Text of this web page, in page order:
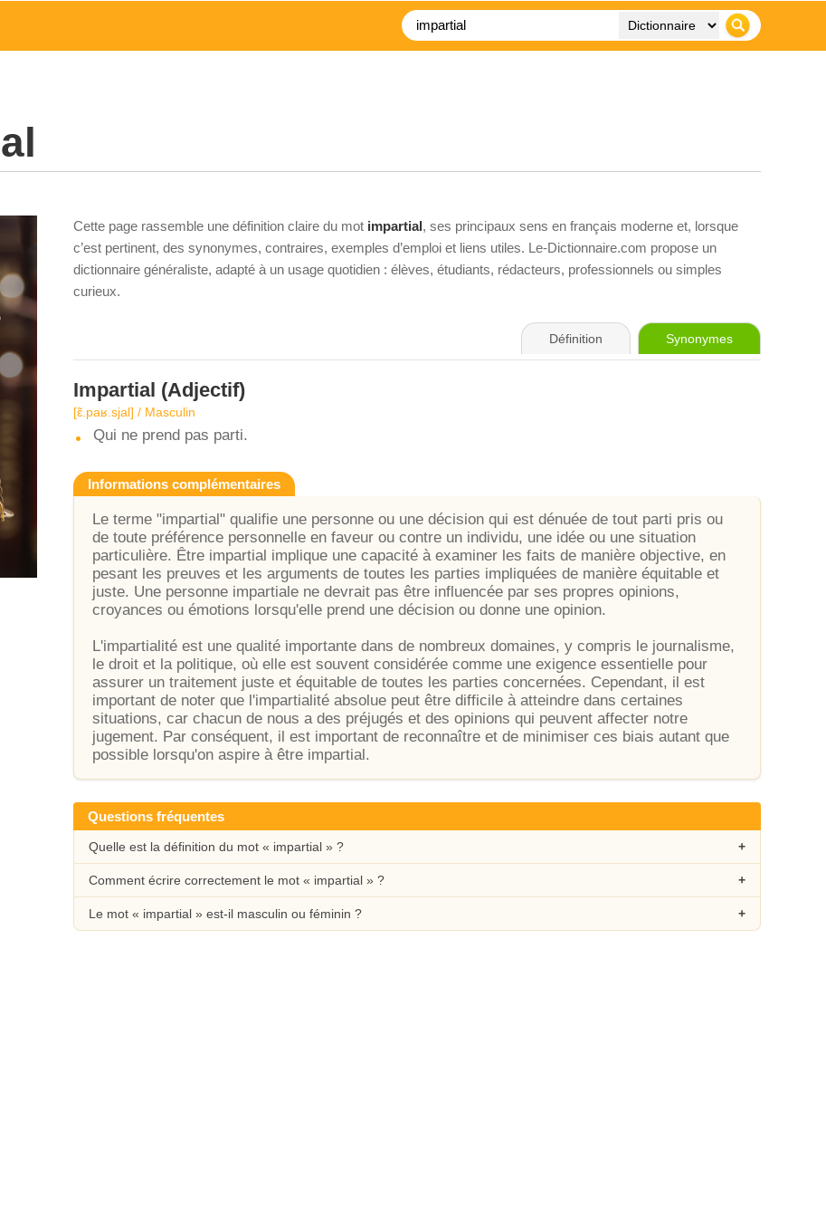
Cette page rassemble une définition claire du mot impartial, ses principaux sens en français moderne et, lorsque
c’est pertinent, des synonymes, contraires, exemples d’emploi et liens utiles. Le-Dictionnaire.com propose un
dictionnaire généraliste, adapté à un usage quotidien : élèves, étudiants, rédacteurs, professionnels ou simples
curieux.
Définition Synonymes
Impartial (Adjectif)
[ɛ̃.paʁ.sjal] / Masculin
Qui ne prend pas parti.
Informations complémentaires
Le terme "impartial" qualifie une personne ou une décision qui est dénuée de tout parti pris ou
de toute préférence personnelle en faveur ou contre un individu, une idée ou une situation
particulière. Être impartial implique une capacité à examiner les faits de manière objective, en
pesant les preuves et les arguments de toutes les parties impliquées de manière équitable et
juste. Une personne impartiale ne devrait pas être influencée par ses propres opinions,
croyances ou émotions lorsqu'elle prend une décision ou donne une opinion.
L'impartialité est une qualité importante dans de nombreux domaines, y compris le journalisme,
le droit et la politique, où elle est souvent considérée comme une exigence essentielle pour
assurer un traitement juste et équitable de toutes les parties concernées. Cependant, il est
important de noter que l'impartialité absolue peut être difficile à atteindre dans certaines
situations, car chacun de nous a des préjugés et des opinions qui peuvent affecter notre
jugement. Par conséquent, il est important de reconnaître et de minimiser ces biais autant que
possible lorsqu'on aspire à être impartial.
Questions fréquentes
Quelle est la définition du mot « impartial » ?
Comment écrire correctement le mot « impartial » ?
Le mot « impartial » est-il masculin ou féminin ?